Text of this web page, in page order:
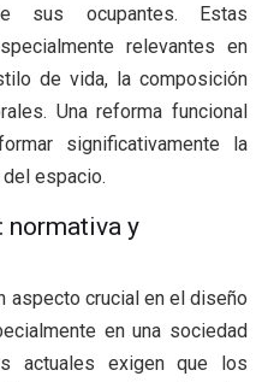
sus ocupantes. Estas
relevantes en
de vida, la composición
Una reforma funcional
significativamente la
espacio.
normativa y
aspecto crucial en el diseño
en una sociedad
actuales exigen que los